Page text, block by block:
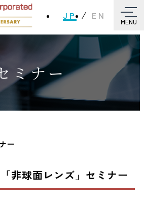
JP EN
MENU
ミナー
ー
非球面レンズ」セミナー